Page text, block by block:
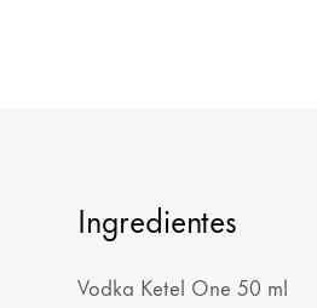
Ingredientes
Vodka Ketel One 50 ml